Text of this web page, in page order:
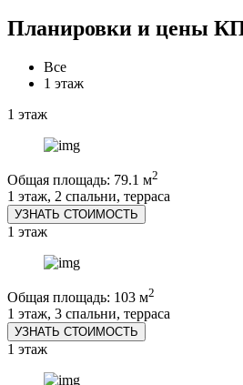
Планировки и цены
Все
1 этаж
1 этаж
Общая площадь: 79.1 м2
1 этаж, 2 спальни, терраса
УЗНАТЬ СТОИМОСТЬ
1 этаж
Общая площадь: 103 м2
1 этаж, 3 спальни, терраса
УЗНАТЬ СТОИМОСТЬ
1 этаж